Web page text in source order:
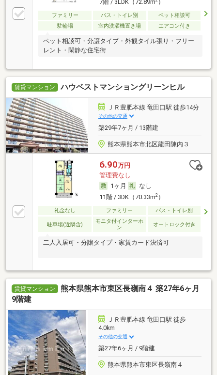
7階 / 3LDK（72.89m ）
ファミリー バス・トイレ別
ペット相談可
駐輪場
室内洗濯機置き場 エアコン付き
ペット相談可・分譲タイプ・外観タイル張り・フリー
レント・閑静な住宅街
賃貸マンション ハウベストマンショングリーンヒル
ＪＲ豊肥本線 竜田口駅 徒歩14分
その他の交通
築29年7ヶ月 / 13階建
熊本県熊本市北区龍田陳内３
6.90万円
管理費なし
1ヶ月
なし
11階 / 3DK（70.33m2）
礼金なし ファミリー バス・トイレ別
駐車場(近隣含)
モニタ付インターホ
ン
オートロック付き
二人入居可・分譲タイプ・家賃カード決済可
賃貸マンション
熊本県熊本市東区長嶺南４ 築27年6ヶ月
9階建
ＪＲ豊肥本線 竜田口駅 徒歩
4.0km
その他の交通
築27年6ヶ月 / 9階建
熊本県熊本市東区長嶺南４